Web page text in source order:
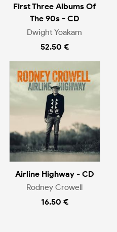
First Three Albums Of
The 90s - CD
Dwight Yoakam
52.50 €
Airline Highway - CD
Rodney Crowell
16.50 €